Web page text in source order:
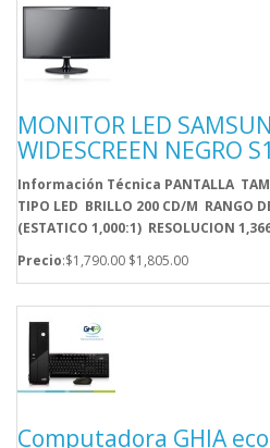
MONITOR LED
WIDESCREEN NEGRO
Información Técnica PANTALLA
TIPO LED BRILLO 200 CD/M RANGO
(ESTATICO 1,000:1) RESOLUCION
Precio:$1,790.00 $1,805.00
Computadora GHIA